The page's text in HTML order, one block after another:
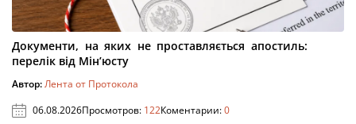
Документи, на яких не проставляється апостиль:
перелік від Мін’юсту
Автор:Лента от Протокола
06.08.2026Просмотров: 122Коментарии:0